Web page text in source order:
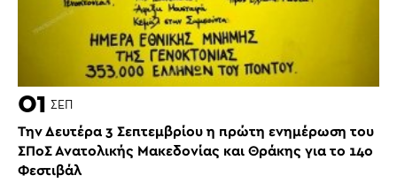
01 ΣΕΠ
Την Δευτέρα 3 Σεπτεμβρίου η πρώτη ενημέρωση του
ΣΠοΣ Ανατολικής Μακεδονίας και Θράκης για το 14ο
Φεστιβάλ